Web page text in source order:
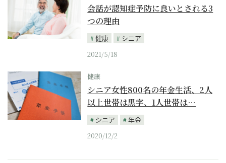
会話が認知症予防に良いとされる3
つの理由
健康
シニア
2021/5/18
健康
シニア女性800名の年金生活、2人
以上世帯は黒字、1人世帯は…
シニア
年金
2020/12/2